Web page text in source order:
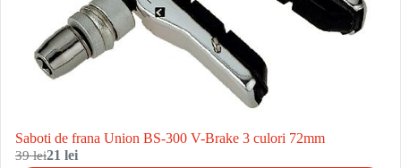
Saboti de frana Union BS-300 V-Brake 3 culori 72mm
39 lei21 lei